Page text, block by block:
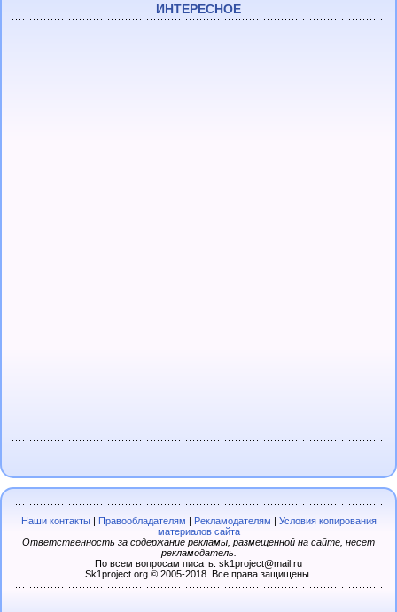
ИНТЕРЕСНОЕ
Наши контакты| Правообладателям Рекламодателям
Условия копирования
материалов сайта
Ответственность за содержание рекламы, размещенной на сайте, несет
рекламодатель.
По всем вопросам писать: sk1project@mail.ru
Sk1project.org © 2005-2018. Все права защищены.